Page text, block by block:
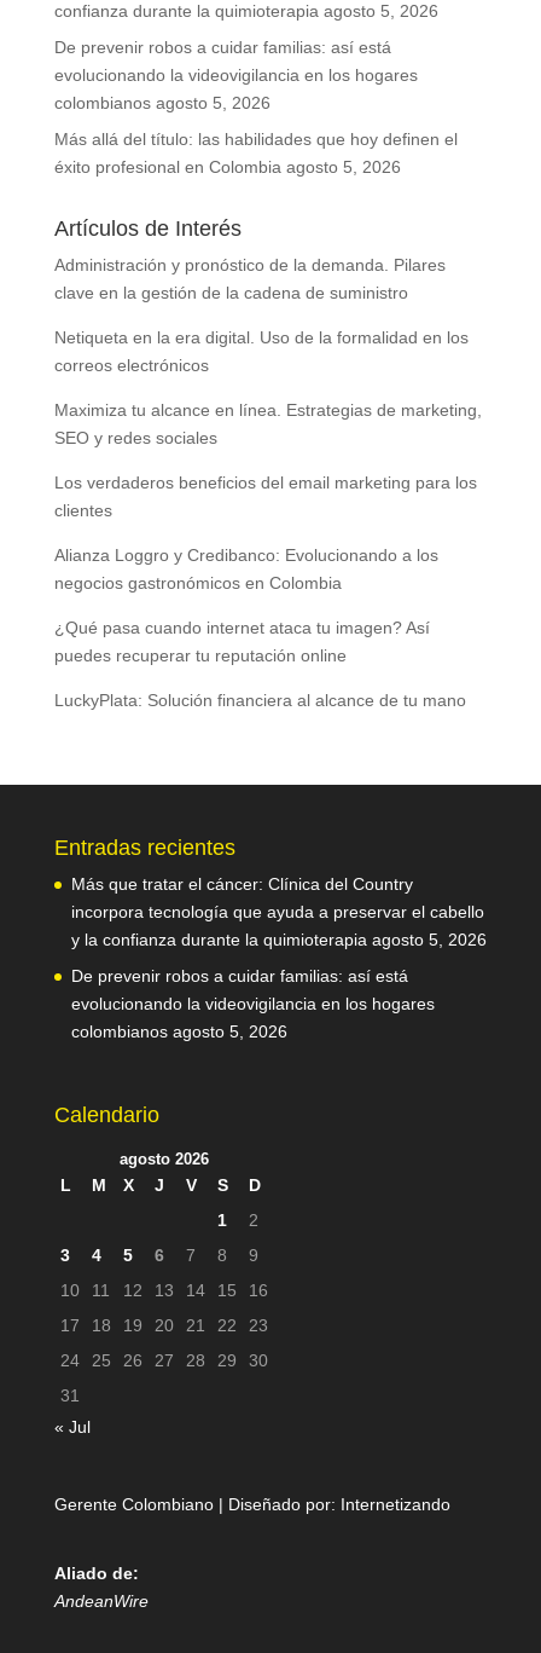
confianza durante la quimioterapia agosto 5, 2026
De prevenir robos a cuidar familias: así está
evolucionando la videovigilancia en los hogares
colombianos agosto 5, 2026
Más allá del título: las habilidades que hoy definen el
éxito profesional en Colombia agosto 5, 2026
Artículos de Interés
Administración y pronóstico de la demanda. Pilares
clave en la gestión de la cadena de suministro
Netiqueta en la era digital. Uso de la formalidad en los
correos electrónicos
Maximiza tu alcance en línea. Estrategias de marketing,
SEO y redes sociales
Los verdaderos beneficios del email marketing para los
clientes
Alianza Loggro y Credibanco: Evolucionando a los
negocios gastronómicos en Colombia
¿Qué pasa cuando internet ataca tu imagen? Así
puedes recuperar tu reputación online
LuckyPlata: Solución financiera al alcance de tu mano
Entradas recientes
Más que tratar el cáncer: Clínica del Country
incorpora tecnología que ayuda a preservar el cabello
y la confianza durante la quimioterapia agosto 5, 2026
De prevenir robos a cuidar familias: así está
evolucionando la videovigilancia en los hogares
colombianos agosto 5, 2026
Calendario
agosto 2026
L M X J V S
D
1
2
3
4 5 6 7 8
9
10
11 12 13 14 15
16
17
18 19 20 21 22
23
24
25 26 27 28 29
30
31
« Jul
Gerente Colombiano | Diseñado por: Internetizando
Aliado de:
AndeanWire